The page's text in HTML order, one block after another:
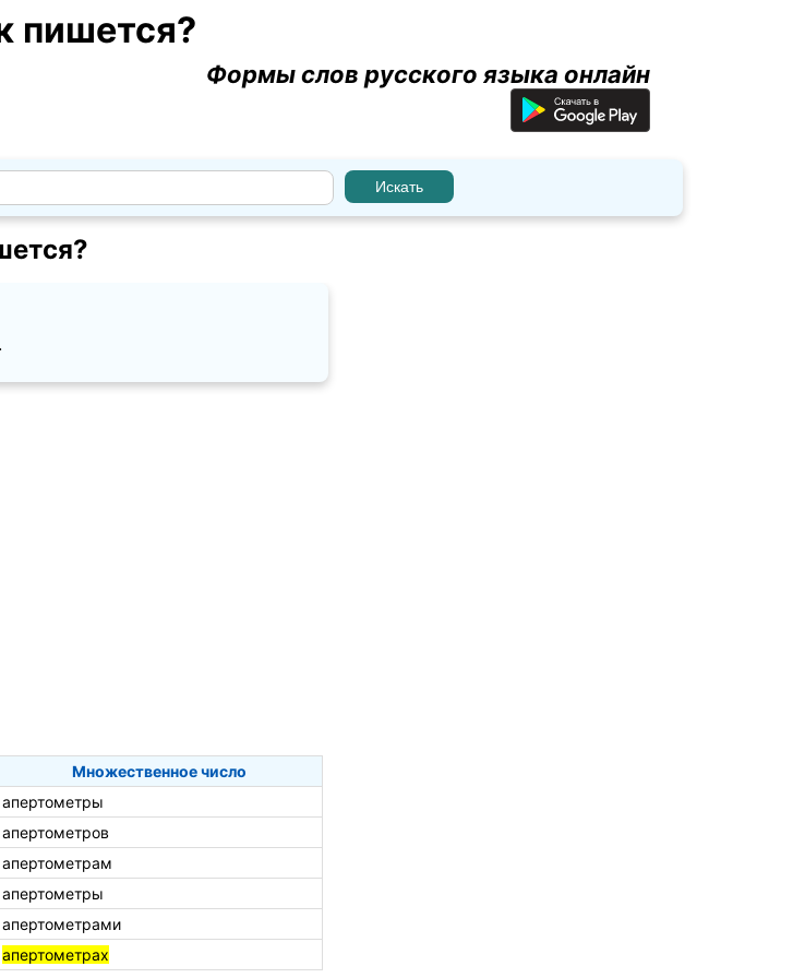
пишется?
Формы слов русского языка онлайн
Множественное число
апертометры
апертометров
апертометрам
апертометры
апертометрами
апертометрах